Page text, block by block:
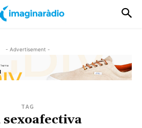
- Advertisement -
TAG
sexoafectiva